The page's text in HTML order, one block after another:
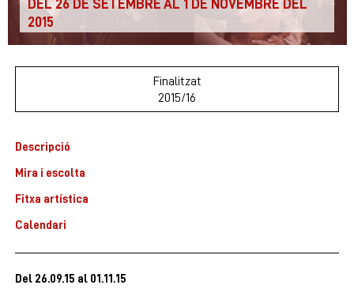
DEL 26 DE SETEMBRE AL 1 DE NOVEMBRE DEL
2015
Finalitzat
2015/16
Descripció
Mira i escolta
Fitxa artística
Calendari
Del 26.09.15 al 01.11.15